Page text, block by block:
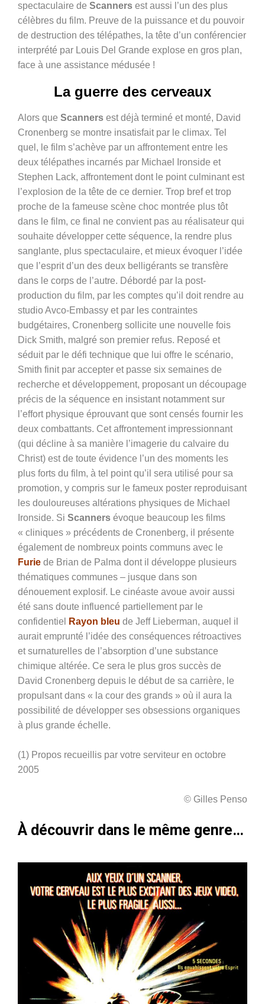
spectaculaire de Scanners est aussi l’un des plus
célèbres du film. Preuve de la puissance et du pouvoir
de destruction des télépathes, la tête d’un conférencier
interprété par Louis Del Grande explose en gros plan,
face à une assistance médusée !
La guerre des cerveaux
Alors que Scanners est déjà terminé et monté, David
Cronenberg se montre insatisfait par le climax. Tel
quel, le film s’achève par un affrontement entre les
deux télépathes incarnés par Michael Ironside et
Stephen Lack, affrontement dont le point culminant est
l’explosion de la tête de ce dernier. Trop bref et trop
proche de la fameuse scène choc montrée plus tôt
dans le film, ce final ne convient pas au réalisateur qui
souhaite développer cette séquence, la rendre plus
sanglante, plus spectaculaire, et mieux évoquer l’idée
que l’esprit d’un des deux belligérants se transfère
dans le corps de l’autre. Débordé par la post-
production du film, par les comptes qu’il doit rendre au
studio Avco-Embassy et par les contraintes
budgétaires, Cronenberg sollicite une nouvelle fois
Dick Smith, malgré son premier refus. Reposé et
séduit par le défi technique que lui offre le scénario,
Smith finit par accepter et passe six semaines de
recherche et développement, proposant un découpage
précis de la séquence en insistant notamment sur
l’effort physique éprouvant que sont censés fournir les
deux combattants. Cet affrontement impressionnant
(qui décline à sa manière l’imagerie du calvaire du
Christ) est de toute évidence l’un des moments les
plus forts du film, à tel point qu’il sera utilisé pour sa
promotion, y compris sur le fameux poster reproduisant
les douloureuses altérations physiques de Michael
Ironside. Si Scanners évoque beaucoup les films
« cliniques » précédents de Cronenberg, il présente
également de nombreux points communs avec le
Furie de Brian de Palma dont il développe plusieurs
thématiques communes – jusque dans son
dénouement explosif. Le cinéaste avoue avoir aussi
été sans doute influencé partiellement par le
confidentiel
Rayon bleu de Jeff Lieberman, auquel il
aurait emprunté l’idée des conséquences rétroactives
et surnaturelles de l’absorption d’une substance
chimique altérée. Ce sera le plus gros succès de
David Cronenberg depuis le début de sa carrière, le
propulsant dans « la cour des grands » où il aura la
possibilité de développer ses obsessions organiques
à plus grande échelle.
(1) Propos recueillis par votre serviteur en octobre
2005
© Gilles Penso
À découvrir dans le même genre…